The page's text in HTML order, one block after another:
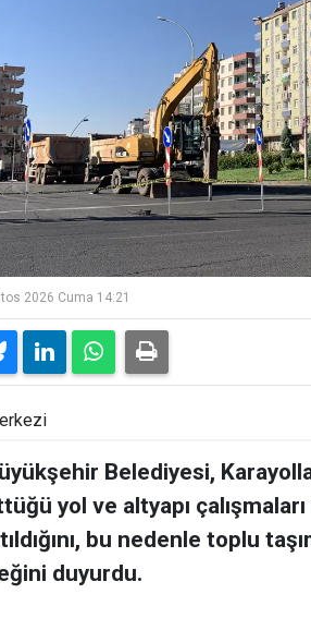
2026 Cuma 14:21
Belediyesi,
yol ve altyapı
bu nedenle toplu
duyurdu.